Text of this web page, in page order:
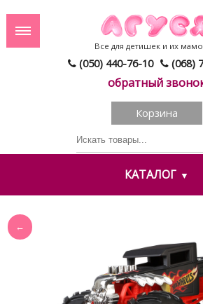
(050) 440-76-10 (068)
обратный
Все для детишек и их
Корзина
КАТАЛОГ